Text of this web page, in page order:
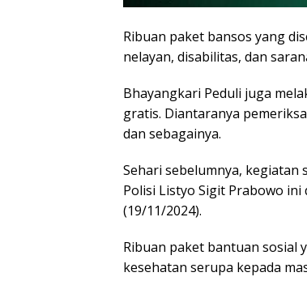
Ribuan paket bansos yang
nelayan, disabilitas, dan
Bhayangkari Peduli juga
gratis. Diantaranya
dan sebagainya.
Sehari sebelumnya, kegiatan
Polisi Listyo Sigit Prabowo
(19/11/2024).
Ribuan paket bantuan sosial
kesehatan serupa kepada